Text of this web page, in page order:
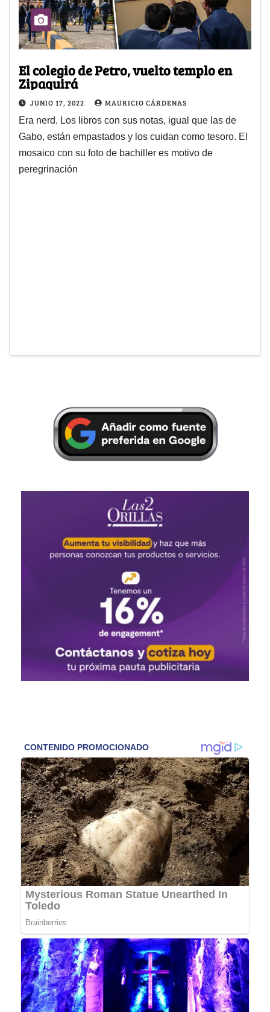
El colegio de Petro, vuelto templo en
Zipaquirá
JUNIO 17, 2022 MAURICIO CÁRDENAS
Era nerd. Los libros con sus notas, igual que las de
Gabo, están empastados y los cuidan como tesoro. El
mosaico con su foto de bachiller es motivo de
peregrinación